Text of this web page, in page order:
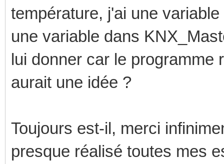
température, j'ai une
une variable dans
lui donner car le programme
aurait une idée ?
Toujours est-il, merci
presque réalisé toutes mes